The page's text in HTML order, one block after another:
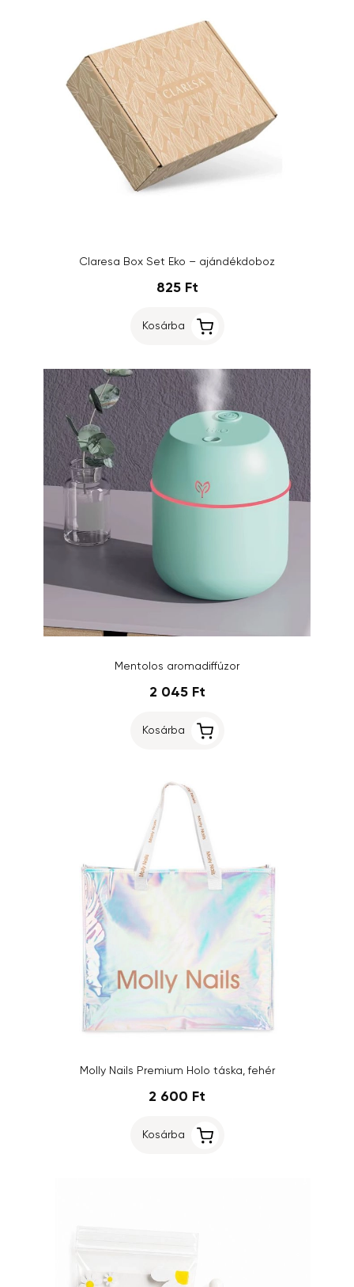
Claresa Box Set Eko – ajándékdoboz
825 Ft
Kosárba
Mentolos aromadiffúzor
2 045 Ft
Kosárba
Molly Nails Premium Holo táska, fehér
2 600 Ft
Kosárba